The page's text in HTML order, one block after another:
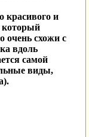
красивого и
который
очень схожи с
вдоль
самой
виды,